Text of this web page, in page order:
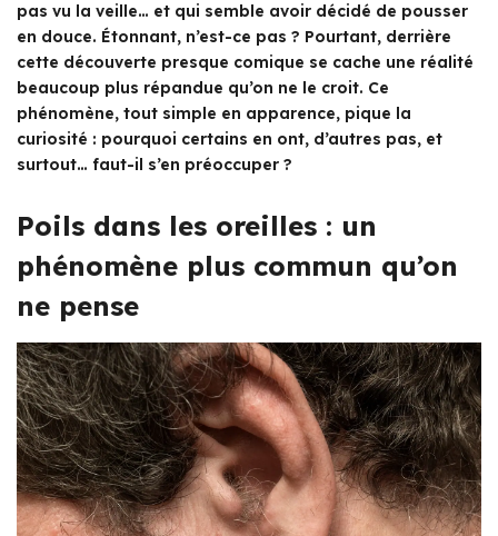
pas vu la veille… et qui semble avoir décidé de pousser
en douce. Étonnant, n’est-ce pas ? Pourtant, derrière
cette découverte presque comique se cache une réalité
beaucoup plus répandue qu’on ne le croit. Ce
phénomène, tout simple en apparence, pique la
curiosité : pourquoi certains en ont, d’autres pas, et
surtout… faut-il s’en préoccuper ?
Poils dans les oreilles : un
phénomène plus commun qu’on
ne pense